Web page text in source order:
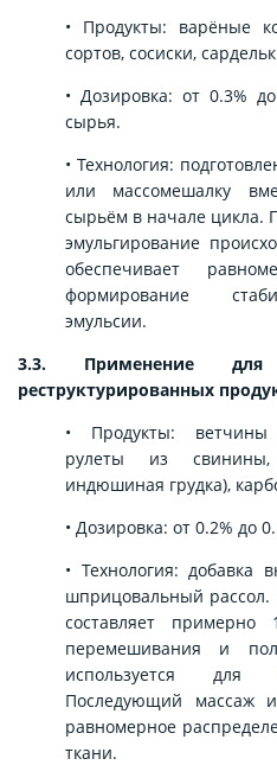
• Продукты: варёные
сортов, сосиски,
• Дозировка: от 0.3%
сырья.
• Технология:
или массомешалку
сырьём в начале цикла.
эмульгирование
обеспечивает
формирование
эмульсии.
3.3. Применение
реструктурированных
• Продукты: ветчины
рулеты из
индюшиная грудка),
• Дозировка: от 0.2% до
• Технология: добавка
шприцовальный рассол.
составляет примерно
перемешивания и
используется для
Последующий массаж
равномерное
ткани.